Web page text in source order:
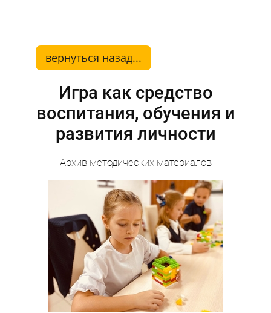
вернуться назад...
Игра как средство
воспитания, обучения и
развития личности
Архив методических материалов